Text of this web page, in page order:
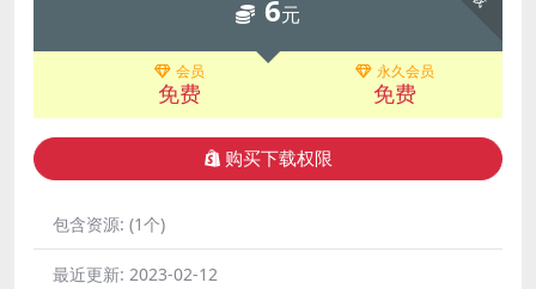
6元
会员
免费
永久会员
免费
购买下载权限
包含资源: (1个)
最近更新: 2023-02-12